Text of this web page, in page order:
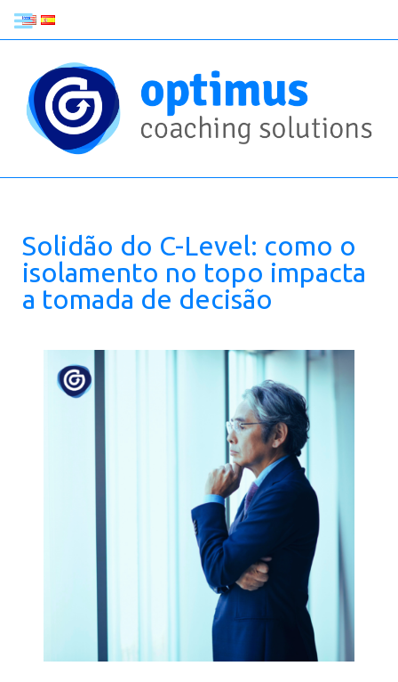
Solidão do C-Level: como o
isolamento no topo impacta
a tomada de decisão